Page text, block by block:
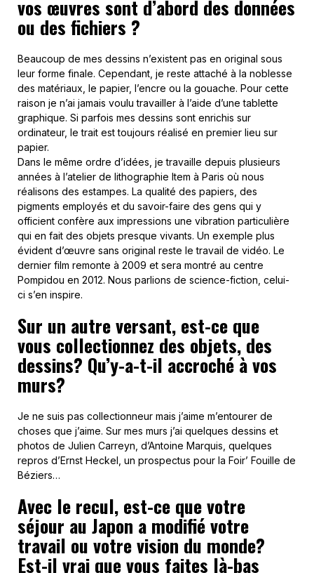
vos œuvres sont d’abord des données
ou des fichiers ?
Beaucoup de mes dessins n’existent pas en original sous
leur forme finale. Cependant, je reste attaché à la noblesse
des matériaux, le papier, l’encre ou la gouache. Pour cette
raison je n’ai jamais voulu travailler à l’aide d’une tablette
graphique. Si parfois mes dessins sont enrichis sur
ordinateur, le trait est toujours réalisé en premier lieu sur
papier.
Dans le même ordre d’idées, je travaille depuis plusieurs
années à l’atelier de lithographie Item à Paris où nous
réalisons des estampes. La qualité des papiers, des
pigments employés et du savoir-faire des gens qui y
officient confère aux impressions une vibration particulière
qui en fait des objets presque vivants. Un exemple plus
évident d’œuvre sans original reste le travail de vidéo. Le
dernier film remonte à 2009 et sera montré au centre
Pompidou en 2012. Nous parlions de science-fiction, celui-
ci s’en inspire.
Sur un autre versant, est-ce que
vous collectionnez des objets, des
dessins? Qu’y-a-t-il accroché à vos
murs?
Je ne suis pas collectionneur mais j’aime m’entourer de
choses que j’aime. Sur mes murs j’ai quelques dessins et
photos de Julien Carreyn, d’Antoine Marquis, quelques
repros d’Ernst Heckel, un prospectus pour la Foir’ Fouille de
Béziers…
Avec le recul, est-ce que votre
séjour au Japon a modifié votre
travail ou votre vision du monde?
Est-il vrai que vous faites là-bas